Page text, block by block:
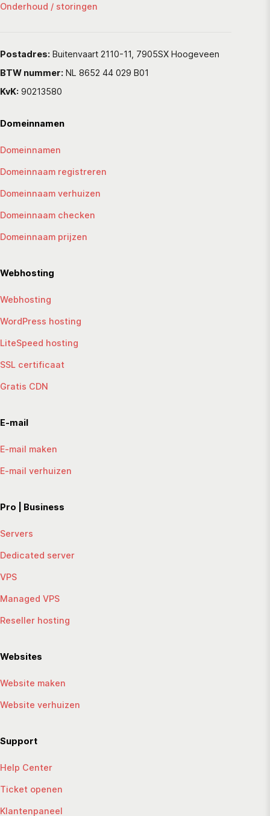
Onderhoud / storingen
Postadres: Buitenvaart 2110-11, 7905SX Hoogeveen
BTW nummer: NL 8652 44 029 B01
KvK: 90213580
Domeinnamen
Domeinnamen
Domeinnaam registreren
Domeinnaam verhuizen
Domeinnaam checken
Domeinnaam prijzen
Webhosting
Webhosting
WordPress hosting
LiteSpeed hosting
SSL certificaat
Gratis CDN
E-mail
E-mail maken
E-mail verhuizen
Pro | Business
Servers
Dedicated server
VPS
Managed VPS
Reseller hosting
Websites
Website maken
Website verhuizen
Support
Help Center
Ticket openen
Klantenpaneel